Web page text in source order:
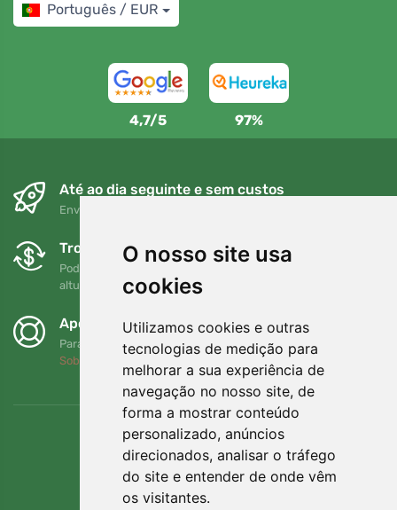
O nosso site usa
cookies
Utilizamos cookies e outras
tecnologias de medição para
melhorar a sua experiência de
navegação no nosso site, de
forma a mostrar conteúdo
personalizado, anúncios
direcionados, analisar o tráfego
do site e entender de onde vêm
os visitantes.
Português / EUR
4,7/5 97%
Até ao dia seguinte e sem custos
Envio gratuito para encomendas superiores a 80 EUR
Trocas e devoluções gratuitas
Pode devolver ou trocar a sua encomenda em qualquer
altura no prazo de 90 dias
Apoiamos a Trees.org
Para cada encomenda plantamos uma árvore! Leia mais
Sobre nós